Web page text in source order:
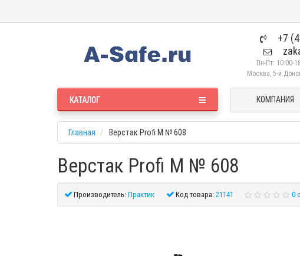
+7
Пн-Пт: 10:00-
Москва, 5-й
КАТАЛОГ КОМПАНИЯ
Главная Верстак Profi M № 608
Верстак Profi M № 608
Производитель:Практик Код товара:21141 0